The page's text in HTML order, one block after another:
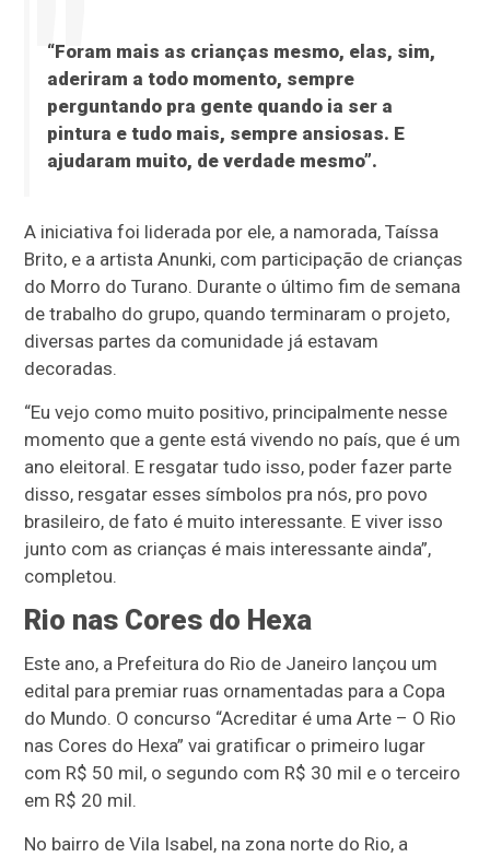
“Foram mais as crianças mesmo, elas, sim,
aderiram a todo momento, sempre
perguntando pra gente quando ia ser a
pintura e tudo mais, sempre ansiosas. E
ajudaram muito, de verdade mesmo”.
A iniciativa foi liderada por ele, a namorada, Taíssa
Brito, e a artista Anunki, com participação de crianças
do Morro do Turano. Durante o último fim de semana
de trabalho do grupo, quando terminaram o projeto,
diversas partes da comunidade já estavam
decoradas.
“Eu vejo como muito positivo, principalmente nesse
momento que a gente está vivendo no país, que é um
ano eleitoral. E resgatar tudo isso, poder fazer parte
disso, resgatar esses símbolos pra nós, pro povo
brasileiro, de fato é muito interessante. E viver isso
junto com as crianças é mais interessante ainda”,
completou.
Rio nas Cores do Hexa
Este ano, a Prefeitura do Rio de Janeiro lançou um
edital para premiar ruas ornamentadas para a Copa
do Mundo. O concurso “Acreditar é uma Arte – O Rio
nas Cores do Hexa” vai gratificar o primeiro lugar
com R$ 50 mil, o segundo com R$ 30 mil e o terceiro
em R$ 20 mil.
No bairro de Vila Isabel, na zona norte do Rio, a